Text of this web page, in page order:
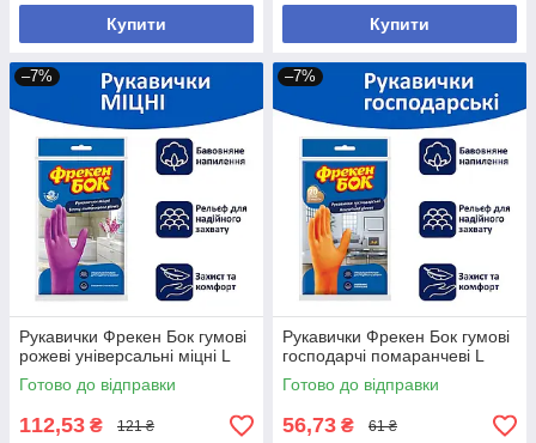
Купити Купити
–7%
Рукавички Фрекен Бок гумові
рожевi універсальні міцні L
Готово до відправки
112,53 ₴ 121 ₴
–7%
Рукавички Фрекен Бок гумові
господарчі помаранчеві L
Готово до відправки
56,73 ₴ 61 ₴